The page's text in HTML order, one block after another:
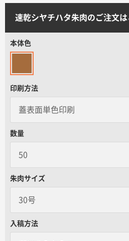
サイトメニュー
データ入稿ガイド
よくあるご質問
名入れグループサイト
速乾シヤチハタ朱肉のご注文は
本体色
印刷方法
数量
朱肉サイズ
30号
入稿方法